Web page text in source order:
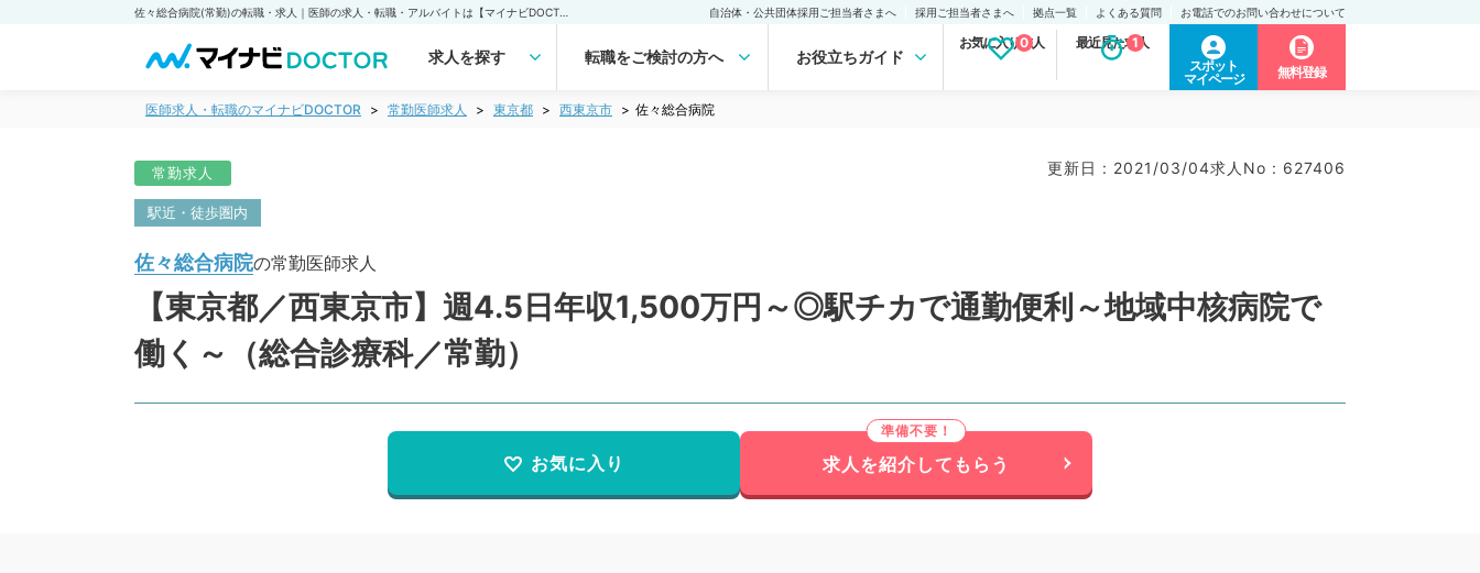
自治体・公共団体採用ご担当者さまへ 採用ご担当者さまへ 拠点一覧 よくある質問 お電話でのお問い合わせについて
求人を探す 転職をご検討の方へ お役立ちガイド
お気に入り求人
0 最近見た求人
1
スポット
マイページ
無料登録
医師求人・転職のマイナビDOCTOR 常勤医師求人 東京都 西東京市 佐々総合病院
常勤求人 更新日 : 2021/03/04求人No : 627406
駅近・徒歩圏内
佐々総合病院の常勤医師求人
【東京都／西東京市】週4.5日年収1,500万円～◎駅チカで通勤便利～地域中核病院で
働く～（総合診療科／常勤）
お気に入り 求人を紹介してもらう